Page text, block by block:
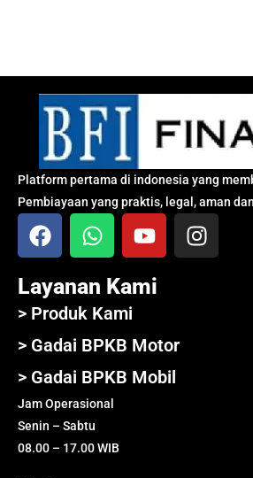
Platform pertama di indonesia yang
Pembiayaan yang praktis, legal, aman
Layanan Kami
> Produk Kami
> Gadai BPKB Motor
> Gadai BPKB Mobil
Jam Operasional
Senin – Sabtu
08.00 – 17.00 WIB